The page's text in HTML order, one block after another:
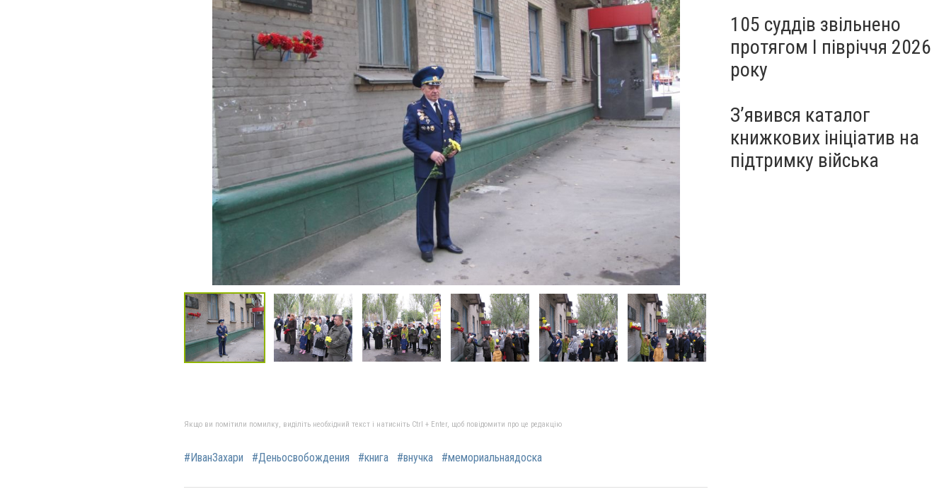
Якщо ви помітили помилку, виділіть необхідний текст і натисніть Ctrl + Enter, щоб повідомити про це редакцію
#ИванЗахари #Деньосвобождения #книга #внучка #мемориальнаядоска
105 суддів звільнено
протягом I півріччя 2026
року
З’явився каталог
книжкових ініціатив на
підтримку війська